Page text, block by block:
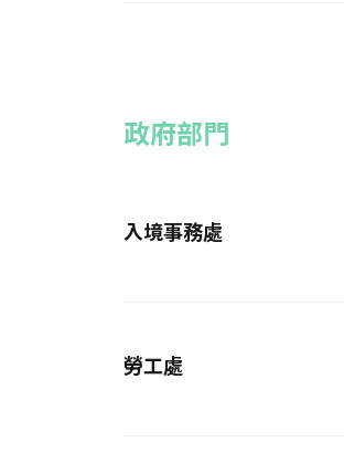
政府部門
入境事務處
勞工處